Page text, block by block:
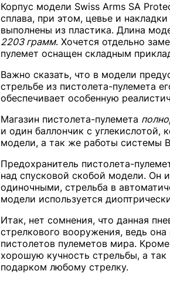
Корпус модели Swiss Arms SA
сплава, при этом, цевье и
выполнены из пластика. Длина
2203 грамм. Хочется отдельно
пулемет оснащен складным
Важно сказать, что в модели
стрельбе из пистолета-пулемета
обеспечивает особенную
Магазин пистолета-пулемета
и один баллончик с углекислотой,
модели, а так же работы системы
Предохранитель пистолета-
над спусковой скобой модели. Он
одиночными, стрельба в
модели используется
Итак, нет сомнения, что данная
стрелкового вооружения, ведь
пистолетов пулеметов мира.
хорошую кучность стрельбы, а так
подарком любому стрелку.